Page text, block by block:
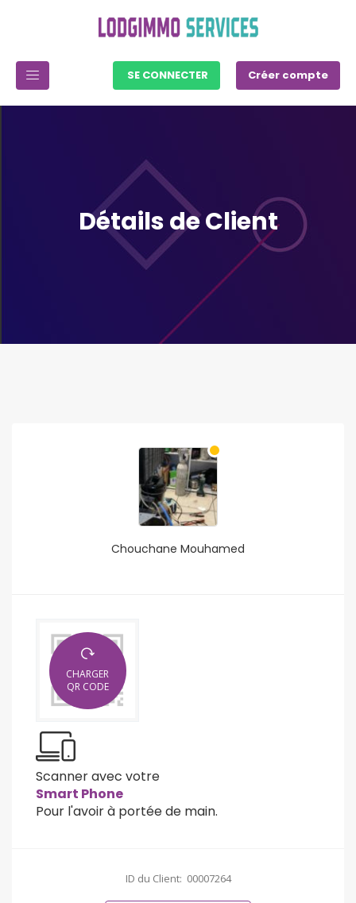
SE CONNECTER Créer compte
Détails de Client
Chouchane Mouhamed
CHARGER
QR CODE
Scanner avec votre
Smart Phone
Pour l'avoir à portée de main.
ID du Client: 00007264